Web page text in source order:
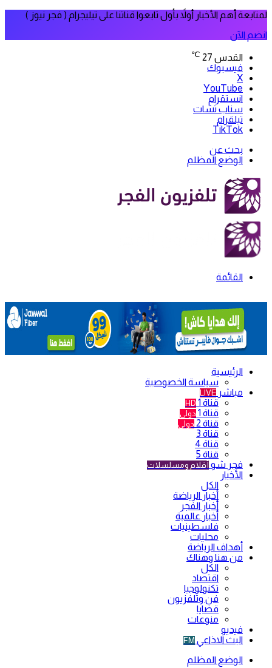
لمتابعة أهم الأخبار أولاً بأول تابعوا قناتنا على تيليجرام ( فجر نيوز )
انضم الآن
القدس 27
℃
فيسبوك
‫X
‫YouTube
انستقرام
سناب تشات
تيلقرام
‫TikTok
بحث عن
الوضع المظلم
القائمة
الرئيسية
سياسة الخصوصية
مباشر LIVE
قناة 1 HD
قناة 1 دولي
قناة 2 دولي
قناة 3
قناة 4
قناة 5
فجر شو أفلام ومسلسلات
الأخبار
الكل
أخبار الرياضة
أخبار الفجر
أخبار عالمية
فلسطينيات
محليات
أهداف الرياضة
من هنا وهناك
الكل
اقتصاد
تكنولوجيا
فن وتلفزيون
قضايا
منوعات
فيديو
البث الاذاعي FM
الوضع المظلم